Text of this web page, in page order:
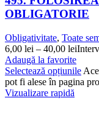
OBLIGATORIE
Obligativitate, Toate
6,00 lei – 40,00 lei
Adaugă la favorite
Selectează opțiunile
pot fi alese în pagina
Vizualizare rapidă